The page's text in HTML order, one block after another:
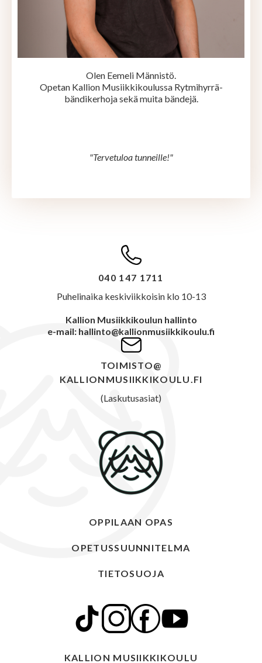
Olen Eemeli Männistö.
Opetan Kallion Musiikkikoulussa Rytmihyrrä-
bändikerhoja sekä muita bändejä.
"Tervetuloa tunneille!"
040 147 1711
Puhelinaika keskiviikkoisin klo 10-13
Kallion Musiikkikoulun hallinto
e-mail: hallinto@kallionmusiikkikoulu.fi
TOIMISTO@
KALLIONMUSIIKKIKOULU.FI
(Laskutusasiat)
OPPILAAN OPAS
OPETUSSUUNNITELMA
TIETOSUOJA
KALLION MUSIIKKIKOULU